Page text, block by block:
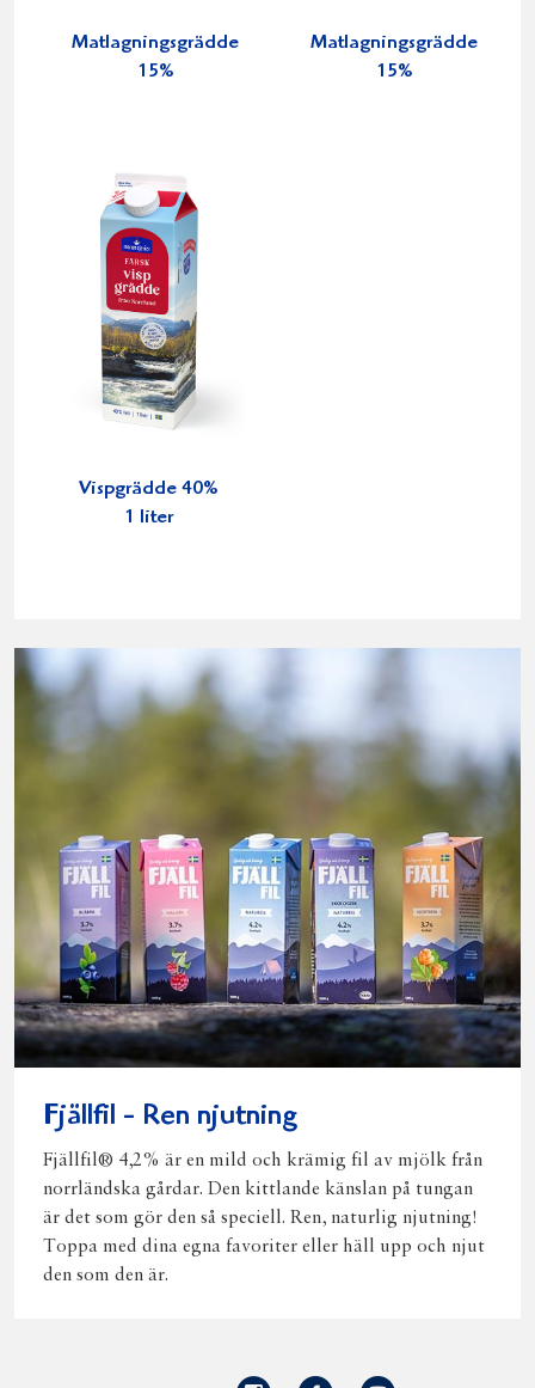
Matlagningsgrädde
15%
Matlagningsgrädde
15%
Vispgrädde 40%
1 liter
Fjällfil - Ren njutning
Fjällfil® 4,2% är en mild och krämig fil av mjölk från
norrländska gårdar. Den kittlande känslan på tungan
är det som gör den så speciell. Ren, naturlig njutning!
Toppa med dina egna favoriter eller häll upp och njut
den som den är.